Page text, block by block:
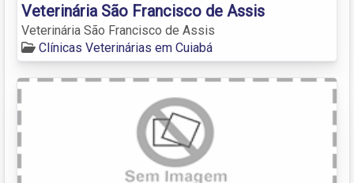
Veterinária São Francisco de Assis
Veterinária São Francisco de Assis
Clínicas Veterinárias em Cuiabá